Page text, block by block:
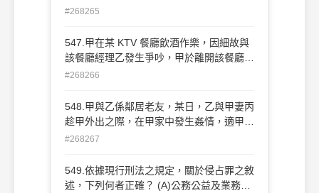
續開槍之行為，迅速離開現場。其後，乙經
國九十四年二月二日總統令公布之新修正刑
法之規定下，甲之行為如何論處？ (A)甲成
#268265
547.甲在某 KTV 餐廳飲酒作樂，因細故與
該餐廳經理乙發生爭吵，甲於離開該餐廳
後，攜帶一桶汽油返回該餐廳潑灑洩恨，引
消費之五名客人死亡之結果。請問：依實務
見解，甲之行為如何論處？ (A)甲成立殺人
#268266
548.甲與乙係鄰居老友，某日，乙與甲妻丙
趁甲外出之際，在甲家中發生姦情，適甲自
外返家撞見，乙非但無悔意，更譏笑甲係性
來，待乙離開後，越想愈氣，乃攜帶木棍前
往乙住處欲教訓乙，連續以木棍毆打乙，導
#268267
549.依據現行刑法之規定，關於侵占罪之敘
述，下列何者正確？ (A)公務公益及業務上